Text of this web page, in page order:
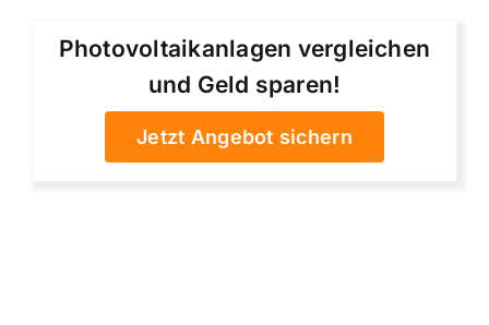
Photovoltaikanlagen vergleichen
und Geld sparen!
Jetzt Angebot sichern